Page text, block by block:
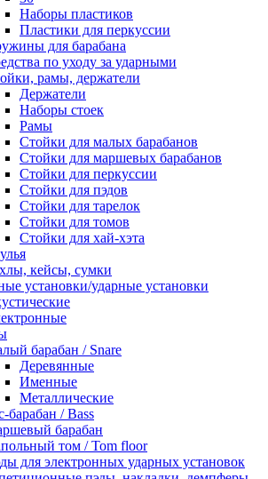
Наборы пластиков
Пластики для перкуссии
для барабана
по уходу за ударными
рамы, держатели
Держатели
Наборы стоек
Рамы
Стойки для малых барабанов
Стойки для маршевых барабанов
Стойки для перкуссии
Стойки для пэдов
Стойки для тарелок
Стойки для томов
Стойки для хай-хэта
кейсы, сумки
установки/ударные установки
барабан / Snare
Деревянные
Именные
Металлические
барабан / Bass
барабан
том / Tom floor
для электронных ударных установок